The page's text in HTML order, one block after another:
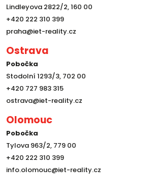
Lindleyova 2822/2, 160 00
+420 222 310 399
praha@iet-reality.cz
Ostrava
Pobočka
Stodolní 1293/3, 702 00
+420 727 983 315
ostrava@iet-reality.cz
Olomouc
Pobočka
Tylova 963/2, 779 00
+420 222 310 399
info.olomouc@iet-reality.cz